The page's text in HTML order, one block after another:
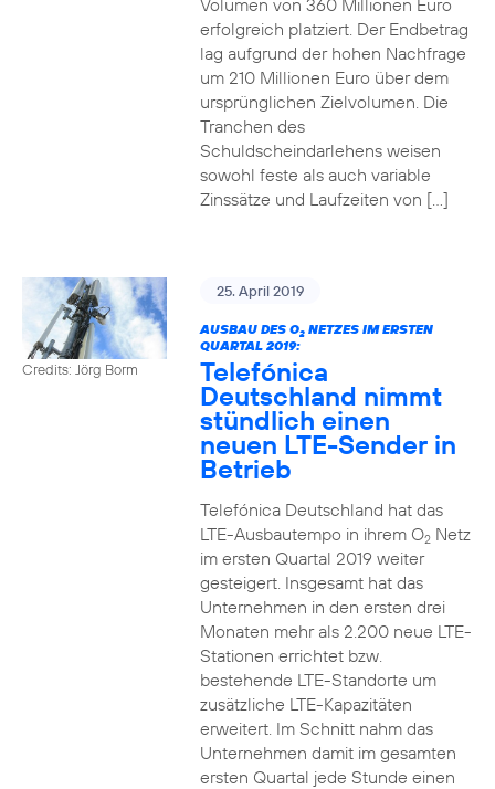
Volumen von 360 Millionen Euro
erfolgreich platziert. Der Endbetrag
lag aufgrund der hohen Nachfrage
um 210 Millionen Euro über dem
ursprünglichen Zielvolumen. Die
Tranchen des
Schuldscheindarlehens weisen
sowohl feste als auch variable
Zinssätze und Laufzeiten von […]
Credits: Jörg Borm
25. April 2019
AUSBAU DES O2NETZES IM ERSTEN
QUARTAL 2019:
Telefónica
Deutschland nimmt
stündlich einen
neuen LTE-Sender in
Betrieb
Telefónica Deutschland hat das
LTE-Ausbautempo in ihrem O2Netz
im ersten Quartal 2019 weiter
gesteigert. Insgesamt hat das
Unternehmen in den ersten drei
Monaten mehr als 2.200 neue LTE-
Stationen errichtet bzw.
bestehende LTE-Standorte um
zusätzliche LTE-Kapazitäten
erweitert. Im Schnitt nahm das
Unternehmen damit im gesamten
ersten Quartal jede Stunde einen